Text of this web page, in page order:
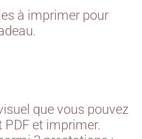
à imprimer pour
que vous pouvez
et imprimer.